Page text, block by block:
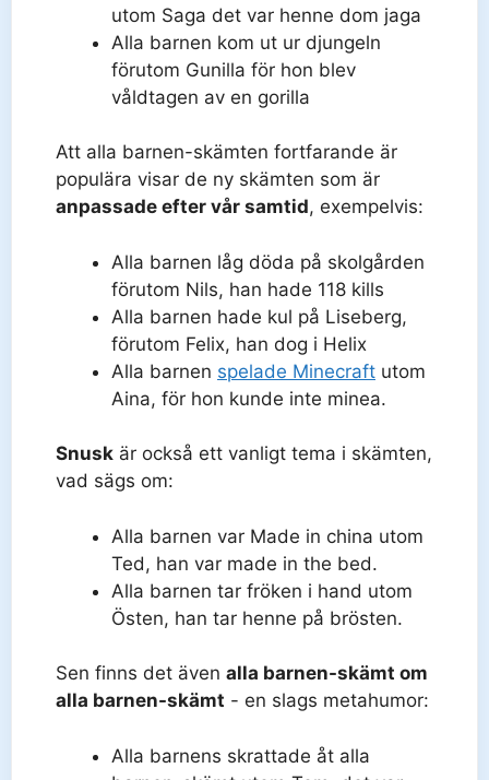
utom Saga det var henne dom jaga
Alla barnen kom ut ur djungeln
förutom Gunilla för hon blev
våldtagen av en gorilla
Att alla barnen-skämten fortfarande är
populära visar de ny skämten som är
anpassade efter vår samtid, exempelvis:
Alla barnen låg döda på skolgården
förutom Nils, han hade 118 kills
Alla barnen hade kul på Liseberg,
förutom Felix, han dog i Helix
Alla barnen spelade Minecraft utom
Aina, för hon kunde inte minea.
Snusk är också ett vanligt tema i skämten,
vad sägs om:
Alla barnen var Made in china utom
Ted, han var made in the bed.
Alla barnen tar fröken i hand utom
Östen, han tar henne på brösten.
Sen finns det även alla barnen-skämt om
alla barnen-skämt - en slags metahumor:
Alla barnens skrattade åt alla